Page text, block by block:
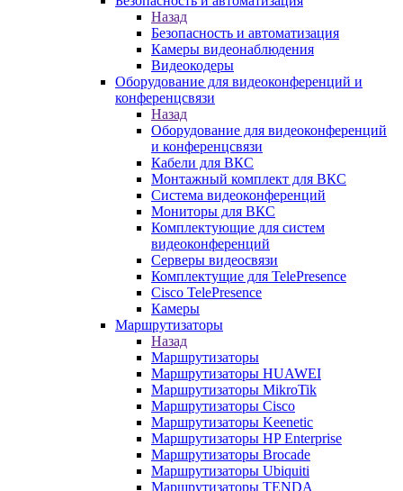
Назад
Безопасность и автоматизация
Камеры видеонаблюдения
Видеокодеры
Оборудование для видеоконференций и
конференцсвязи
Назад
Оборудование для видеоконференций
и конференцсвязи
Кабели для ВКС
Монтажный комплект для ВКС
Система видеоконференций
Мониторы для ВКС
Комплектующие для систем
видеоконференций
Серверы видеосвязи
Комплектущие для TelePresence
Cisco TelePresence
Камеры
Маршрутизаторы
Назад
Маршрутизаторы
Маршрутизаторы HUAWEI
Маршрутизаторы MikroTik
Маршрутизаторы Cisco
Маршрутизаторы Keenetic
Маршрутизаторы HP Enterprise
Маршрутизаторы Brocade
Маршрутизаторы Ubiquiti
Маршрутизаторы TENDA